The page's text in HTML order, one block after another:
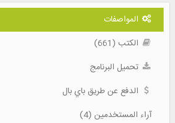
المواصفات
الكتب (661)
تحميل البرنامج
الدفع عن طريق باي بال
آراء المستخدمين (4)